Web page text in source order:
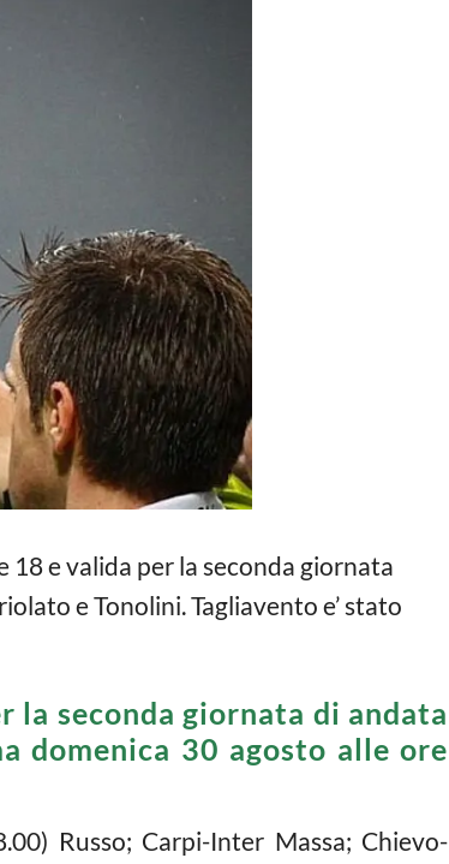
18 e valida per la seconda giornata
e Tonolini. Tagliavento e’ stato
seconda giornata di andata
domenica 30 agosto alle ore
Russo; Carpi-Inter Massa; Chievo-